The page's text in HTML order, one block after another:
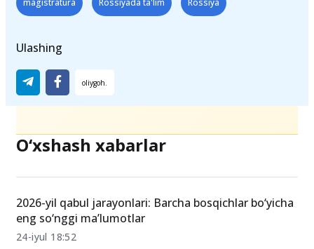
Teglar
magistratura
Ulashing
O‘xshash xabarlar